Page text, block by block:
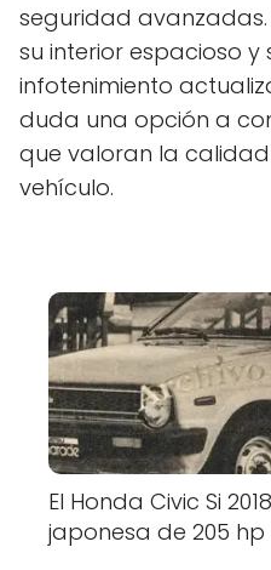
seguridad
su interior espacioso y
infotenimiento
duda una opción a
que valoran la
vehículo.
El Honda Civic Si
japonesa de 205